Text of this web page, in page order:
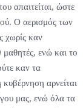
απαιτείται, ώστε
Ο αερισμός των
χωρίς καν
ενώ και το
καν τα
αρνείται
μας, ενώ όλα τα